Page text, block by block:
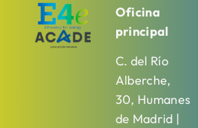
Oficina
principal
C. del Río
Alberche,
30, Humanes
de Madrid |